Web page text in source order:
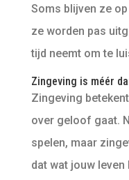
Soms blijven ze
ze worden pas
tijd neemt om te
Zingeving is méér
Zingeving
over geloof gaat.
spelen, maar
dat wat jouw